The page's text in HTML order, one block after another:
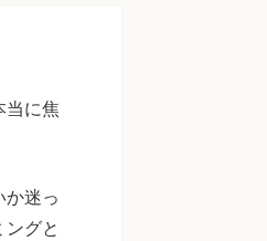
当に焦
か迷っ
グと